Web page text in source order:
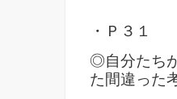
・Ｐ３１
◎自分たち
た間違った